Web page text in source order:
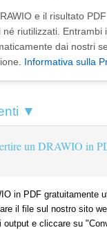
e il risultato
né riutilizzati. Entrambi
dai nostri
Informativa sulla
▼
un DRAWIO in
in PDF gratuitamente
il file sul nostro sito
output e cliccare su